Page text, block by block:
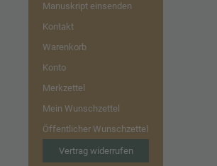
Manuskript einsenden
Kontakt
Warenkorb
Konto
Merkzettel
Mein Wunschzettel
Öffentlicher Wunschzettel
Vertrag widerrufen